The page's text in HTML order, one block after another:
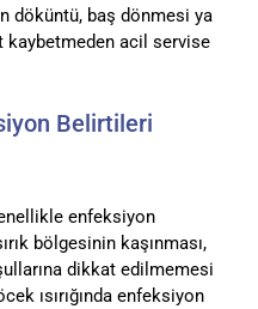
döküntü, baş dönmesi ya
kaybetmeden acil servise
Belirtileri
enfeksiyon
bölgesinin kaşınması,
dikkat edilmemesi
ısırığında enfeksiyon